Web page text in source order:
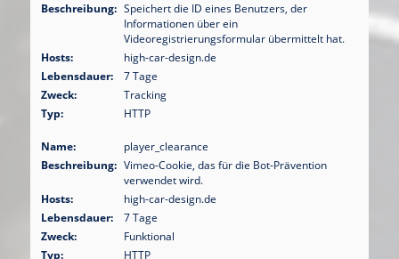
Beschreibung: Speichert die ID eines Benutzers, der
Informationen über ein
Videoregistrierungsformular übermittelt hat.
Hosts:
high-car-design.de
Lebensdauer:
7 Tage
Zweck:
Tracking
Typ:
HTTP
Name:
player_clearance
Beschreibung: Vimeo-Cookie, das für die Bot-Prävention
verwendet wird.
Hosts:
high-car-design.de
Lebensdauer:
7 Tage
Zweck:
Funktional
Typ:
HTTP